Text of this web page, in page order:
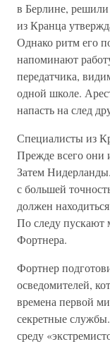
в Берлине, решили
из Кранца
Однако ритм его
напоминают
передатчика,
одной школе.
напасть на след
Специалисты из
Прежде всего
Затем
с большей
должен
По следу пускают
Фортнера.
Фортнер
осведомителей,
времена первой
секретные
среду